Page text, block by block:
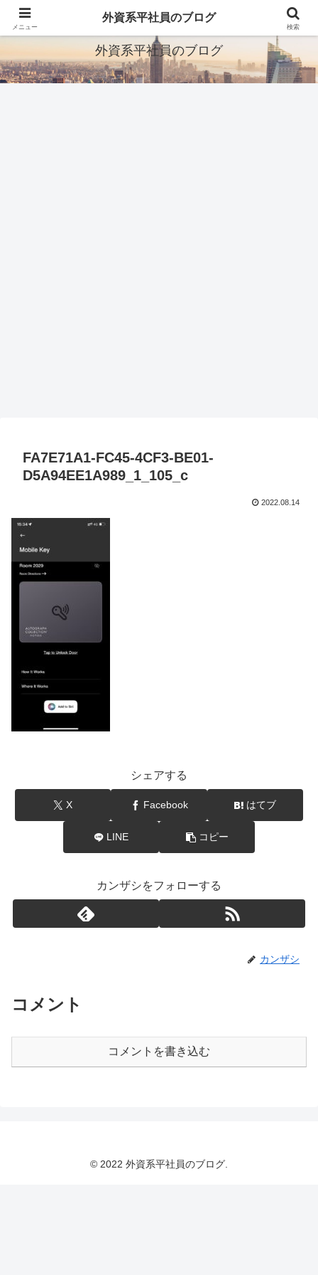
ITとか転職とか旅行とか
外資系平社員のブログ
FA7E71A1-FC45-4CF3-BE01-
D5A94EE1A989_1_105_c
2022.08.14
シェアする
X Facebook はてブ
LINE コピー
カンザシをフォローする
カンザシ
コメント
コメントを書き込む
© 2022 外資系平社員のブログ.
メニュー
外資系平社員のブログ
検索